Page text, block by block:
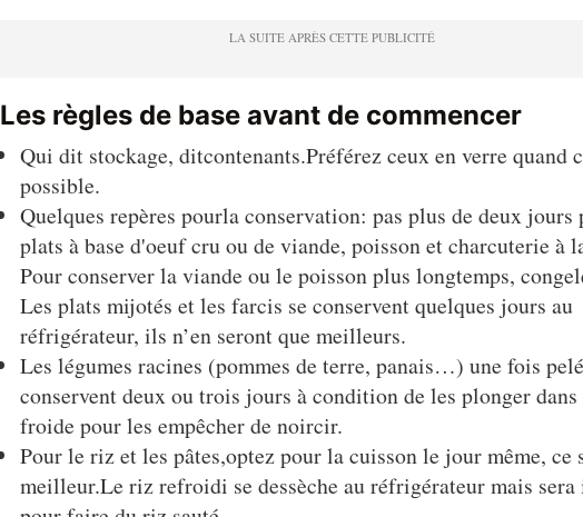
Les règles de base avant de commencer
Qui dit stockage, ditcontenants.Préférez ceux en verre quand
possible.
Quelques repères pourla conservation: pas plus de deux jours
plats à base d'oeuf cru ou de viande, poisson et charcuterie à
Pour conserver la viande ou le poisson plus longtemps,
Les plats mijotés et les farcis se conservent quelques jours au
réfrigérateur, ils n’en seront que meilleurs.
Les légumes racines (pommes de terre, panais…) une fois
conservent deux ou trois jours à condition de les plonger dans
froide pour les empêcher de noircir.
Pour le riz et les pâtes,optez pour la cuisson le jour même, ce
meilleur.Le riz refroidi se dessèche au réfrigérateur mais sera